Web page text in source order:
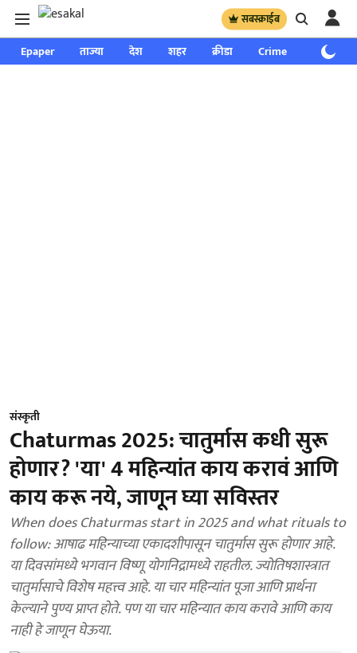
सबस्क्राईब
Epaper ताज्या देश शहर क्रीडा Crime साप्ताहिक
संस्कृती
Chaturmas 2025: चातुर्मास कधी सुरू
होणार? 'या' 4 महिन्यांत काय करावं आणि
काय करू नये, जाणून घ्या सविस्तर
When does Chaturmas start in 2025 and what rituals to
follow: आषाढ महिन्याच्या एकादशीपासून चातुर्मास सुरू होणार आहे.
या दिवसांमध्ये भगवान विष्णू योगनिद्रामध्ये राहतील. ज्योतिषशास्त्रात
चातुर्मासाचे विशेष महत्त्व आहे. या चार महिन्यांत पूजा आणि प्रार्थना
केल्याने पुण्य प्राप्त होते. पण या चार महिन्यात काय करावे आणि काय
नाही हे जाणून घेऊया.